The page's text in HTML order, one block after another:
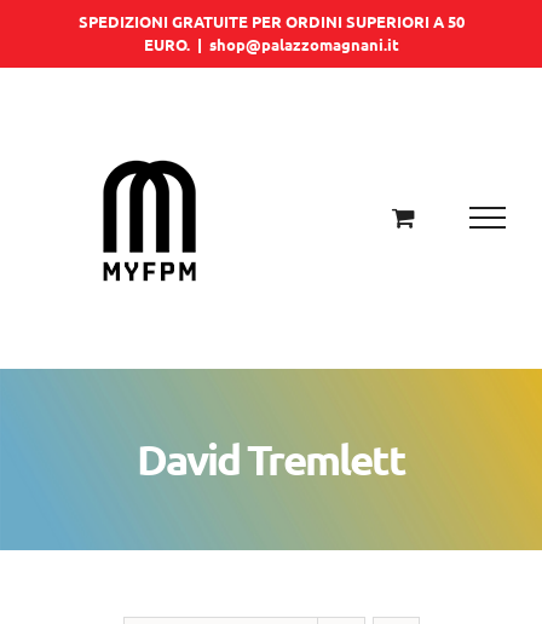
SPEDIZIONI GRATUITE PER ORDINI SUPERIORI A 50
EURO. | shop@palazzomagnani.it
David Tremlett